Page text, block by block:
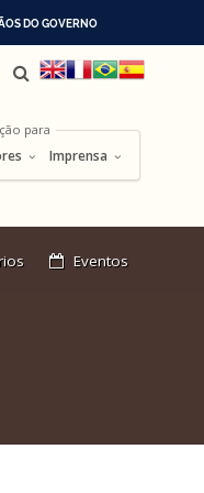
DO GOVERNO
para
Imprensa
Eventos